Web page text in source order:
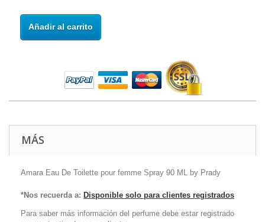
Añadir al carrito
MÁS
Amara Eau De Toilette pour femme Spray 90 ML by Prady
*Nos recuerda a: Disponible solo para clientes registrados
Para saber más información del perfume debe estar registrado